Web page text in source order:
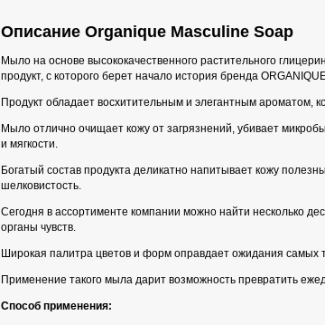
Описание Organique Masculine Soap
Мыло на основе высококачественного растительного
продукт, с которого берет начало история бренда
Продукт обладает восхитительным и элегантным ароматом,
Мыло отлично очищает кожу от загрязнений, убивает
и мягкости.
Богатый состав продукта деликатно напитывает кожу
шелковистость.
Сегодня в ассортименте компании можно найти несколько
органы чувств.
Широкая палитра цветов и форм оправдает ожидания самых
Применение такого мыла дарит возможность превратить
Способ применения: